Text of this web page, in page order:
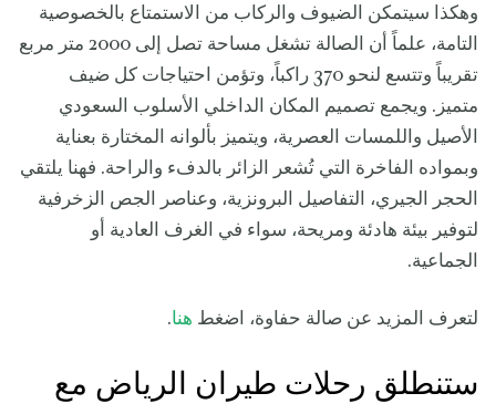
وهكذا سيتمكن الضيوف والركاب من الاستمتاع بالخصوصية
التامة، علماً أن الصالة تشغل مساحة تصل إلى 2000 متر مربع
تقريباً وتتسع لنحو 370 راكباً، وتؤمن احتياجات كل ضيف
متميز. ويجمع تصميم المكان الداخلي الأسلوب السعودي
الأصيل واللمسات العصرية، ويتميز بألوانه المختارة بعناية
وبمواده الفاخرة التي تُشعر الزائر بالدفء والراحة. فهنا يلتقي
الحجر الجيري، التفاصيل البرونزية، وعناصر الجص الزخرفية
لتوفير بيئة هادئة ومريحة، سواء في الغرف العادية أو
الجماعية.
لتعرف المزيد عن صالة حفاوة، اضغط هنا.
ستنطلق رحلات طيران الرياض مع